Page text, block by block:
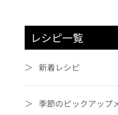
レシピ一覧
新着レシピ
季節のピックアップ